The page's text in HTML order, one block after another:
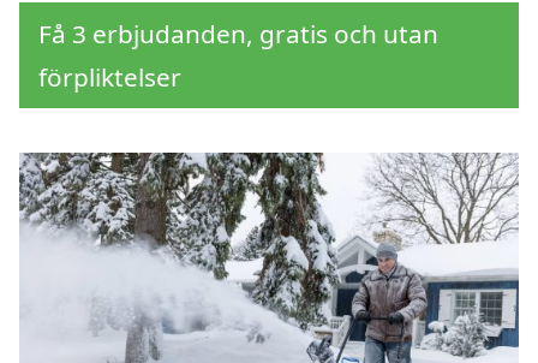
Få 3 erbjudanden, gratis och utan
förpliktelser